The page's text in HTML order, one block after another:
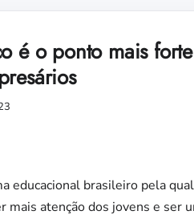
é o ponto mais
educacional brasileiro pela
mais atenção dos jovens e ser